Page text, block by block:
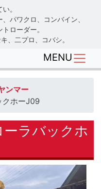
。
パワクロ、コンバイン、
ローダー。
、二プロ、コバシ。
MENU
ンマー
クホーJ09
ラバックホ